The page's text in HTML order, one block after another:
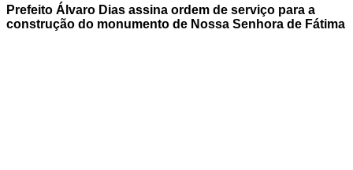
Prefeito Álvaro Dias assina ordem de serviço para a
construção do monumento de Nossa Senhora de Fátima